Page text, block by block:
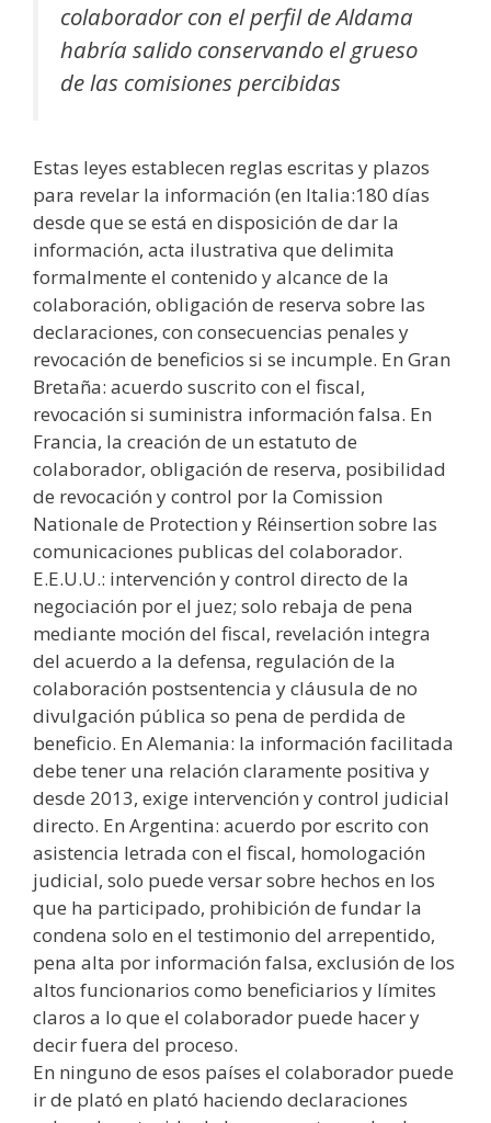
colaborador con el perfil de Aldama
habría salido conservando el grueso
de las comisiones percibidas
Estas leyes establecen reglas escritas y plazos
para revelar la información (en Italia:180 días
desde que se está en disposición de dar la
información, acta ilustrativa que delimita
formalmente el contenido y alcance de la
colaboración, obligación de reserva sobre las
declaraciones, con consecuencias penales y
revocación de beneficios si se incumple. En Gran
Bretaña: acuerdo suscrito con el fiscal,
revocación si suministra información falsa. En
Francia, la creación de un estatuto de
colaborador, obligación de reserva, posibilidad
de revocación y control por la Comission
Nationale de Protection y Réinsertion sobre las
comunicaciones publicas del colaborador.
E.E.U.U.: intervención y control directo de la
negociación por el juez; solo rebaja de pena
mediante moción del fiscal, revelación integra
del acuerdo a la defensa, regulación de la
colaboración postsentencia y cláusula de no
divulgación pública so pena de perdida de
beneficio. En Alemania: la información facilitada
debe tener una relación claramente positiva y
desde 2013, exige intervención y control judicial
directo. En Argentina: acuerdo por escrito con
asistencia letrada con el fiscal, homologación
judicial, solo puede versar sobre hechos en los
que ha participado, prohibición de fundar la
condena solo en el testimonio del arrepentido,
pena alta por información falsa, exclusión de los
altos funcionarios como beneficiarios y límites
claros a lo que el colaborador puede hacer y
decir fuera del proceso.
En ninguno de esos países el colaborador puede
ir de plató en plató haciendo declaraciones